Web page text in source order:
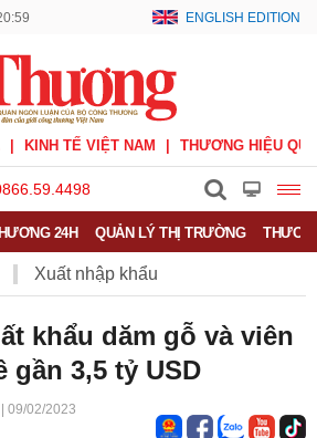
ENGLISH EDITION
KINH TẾ VIỆT NAM THƯƠNG HIỆU
24H QUẢN LÝ THỊ TRƯỜNG
Xuất nhập khẩu
Thương hiệu quốc gia
Xúc tiến thương mại
tử
khẩu dăm gỗ và viên
gần 3,5 tỷ USD
09/02/2023